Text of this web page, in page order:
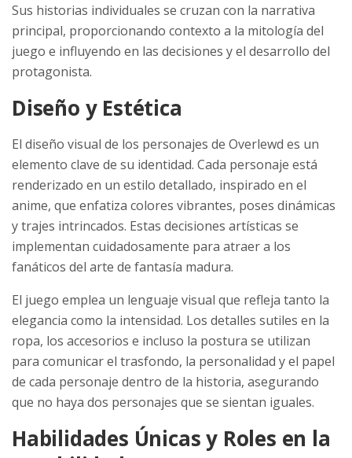
Sus historias individuales se cruzan con la narrativa
principal, proporcionando contexto a la mitología del
juego e influyendo en las decisiones y el desarrollo del
protagonista.
Diseño y Estética
El diseño visual de los personajes de Overlewd es un
elemento clave de su identidad. Cada personaje está
renderizado en un estilo detallado, inspirado en el
anime, que enfatiza colores vibrantes, poses dinámicas
y trajes intrincados. Estas decisiones artísticas se
implementan cuidadosamente para atraer a los
fanáticos del arte de fantasía madura.
El juego emplea un lenguaje visual que refleja tanto la
elegancia como la intensidad. Los detalles sutiles en la
ropa, los accesorios e incluso la postura se utilizan
para comunicar el trasfondo, la personalidad y el papel
de cada personaje dentro de la historia, asegurando
que no haya dos personajes que se sientan iguales.
Habilidades Únicas y Roles en la